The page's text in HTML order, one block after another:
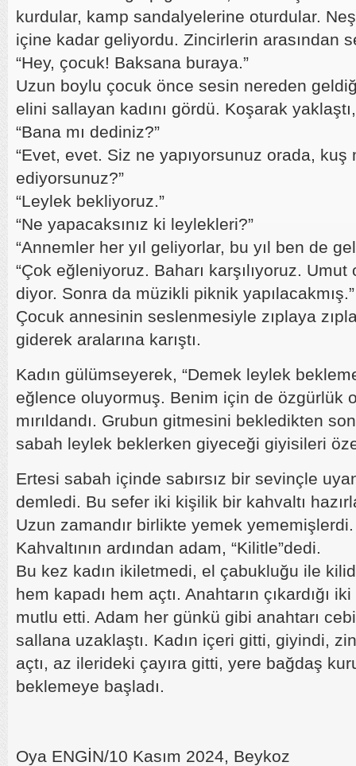
kurdular, kamp sandalyelerine oturdular.
içine kadar geliyordu. Zincirlerin arasından
“Hey, çocuk! Baksana buraya.”
Uzun boylu çocuk önce sesin nereden
elini sallayan kadını gördü. Koşarak
“Bana mı dediniz?”
“Evet, evet. Siz ne yapıyorsunuz orada, kuş
ediyorsunuz?”
“Leylek bekliyoruz.”
“Ne yapacaksınız ki leylekleri?”
“Annemler her yıl geliyorlar, bu yıl ben de
“Çok eğleniyoruz. Baharı karşılıyoruz.
diyor. Sonra da müzikli piknik yapılacakmış.”
Çocuk annesinin seslenmesiyle zıplaya
giderek aralarına karıştı.
Kadın gülümseyerek, “Demek leylek
eğlence oluyormuş. Benim için de özgürlük
mırıldandı. Grubun gitmesini bekledikten
sabah leylek beklerken giyeceği giyisileri
Ertesi sabah içinde sabırsız bir sevinçle
demledi. Bu sefer iki kişilik bir kahvaltı
Uzun zamandır birlikte yemek yememişlerdi.
Kahvaltının ardından adam, “Kilitle”dedi.
Bu kez kadın ikiletmedi, el çabukluğu ile
hem kapadı hem açtı. Anahtarın çıkardığı
mutlu etti. Adam her günkü gibi anahtarı
sallana uzaklaştı. Kadın içeri gitti, giyindi,
açtı, az ilerideki çayıra gitti, yere bağdaş
beklemeye başladı.
Oya ENGİN/10 Kasım 2024, Beykoz